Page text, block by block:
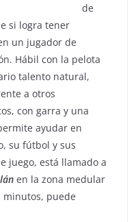
de
si logra tener
un jugador de
Hábil con la pelota
talento natural,
a otros
con garra y una
ayudar en
su fútbol y sus
juego, está llamado a
en la zona medular
minutos, puede